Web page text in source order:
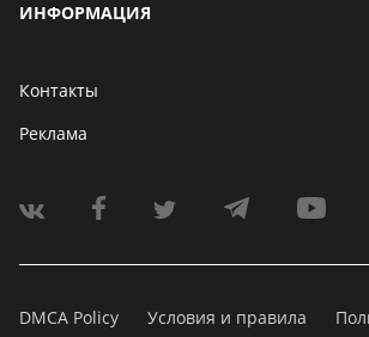
ИНФОРМАЦИЯ
Контакты
Реклама
DMCA Policy Условия и правила